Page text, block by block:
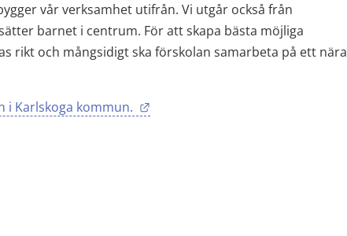
vår verksamhet utifrån. Vi utgår också från
barnet i centrum. För att skapa bästa möjliga
rikt och mångsidigt ska förskolan samarbeta på ett nära
i Karlskoga kommun.